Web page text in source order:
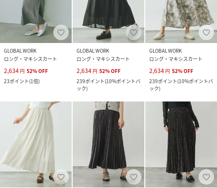
GLOBAL WORK
ロング・マキシスカート
2,634 円 52%OFF
23ポイント(1倍)
GLOBAL WORK
ロング・マキシスカート
2,634 円 52%OFF
239ポイント(10%ポイントバ
ック)
GLOBAL WORK
ロング・マキシスカート
2,634 円 52%OFF
239ポイント(10%ポイントバ
ック)